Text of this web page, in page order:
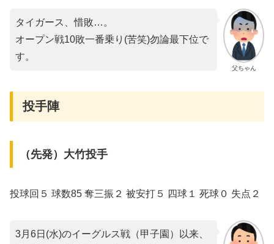
父ちゃん
タイガース、惜敗…。
オープン戦10敗一番乗り(苦笑)勿論最下位で
す。
投手陣
（先発）大竹投手
投球回５ 球数85 奪三振２ 被安打５ 四球１ 死球０ 失点２
3月6日(水)のイーグルス戦（甲子園）以来、